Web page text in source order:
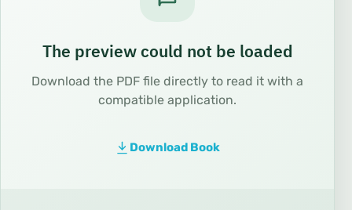
The preview could not be loaded
Download the PDF file directly to read it with a
compatible application.
Download Book